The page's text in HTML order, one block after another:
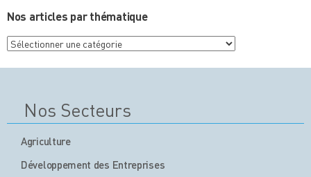
Nos articles par thématique
Nos
articles
Nos Secteurs
Agriculture
Développement des Entreprises